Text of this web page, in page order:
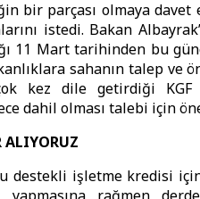
bir parçası olmaya davet
istedi. Bakan
11 Mart tarihinden bu
sahanın talep ve
kez dile getirdiği
dahil olması talebi için
ALIYORUZ
destekli işletme kredisi